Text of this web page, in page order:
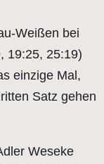
Weißen bei
19:25, 25:19)
einzige Mal,
Satz gehen
Weseke